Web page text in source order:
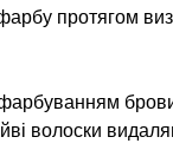
протягом
волоски